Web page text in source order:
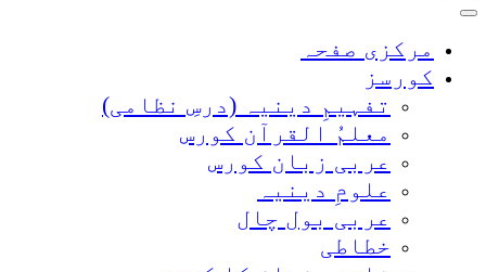
مرکزی صفحہ
کورسز
تفہیمِ دینیہ (درسِ نظامی)
معلمُ القرآن کورس
عربی زبان کورس
علومِ دینیہ
عربی بول چال
خطاطی